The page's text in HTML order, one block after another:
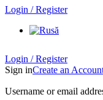
Login / Register
Login / Register
Sign inCreate an
Username or email